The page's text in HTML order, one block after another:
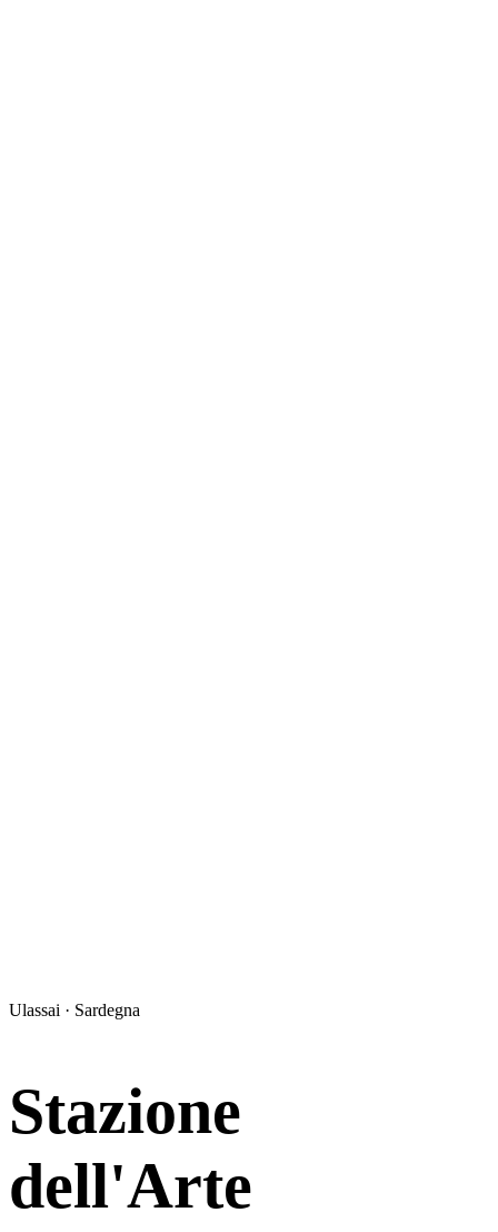
Ulassai · Sardegna
Stazione
dell'Arte